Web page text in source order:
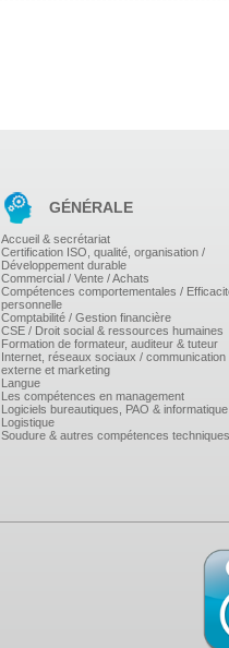
GÉNÉRALE
Accueil & secrétariat
Certification ISO, qualité, organisation /
Développement durable
Commercial / Vente / Achats
Compétences comportementales /
personnelle
Comptabilité / Gestion financière
CSE / Droit social & ressources humaines
Formation de formateur, auditeur & tuteur
Internet, réseaux sociaux / communication
externe et marketing
Langue
Les compétences en management
Logiciels bureautiques, PAO & informatique
Logistique
Soudure & autres compétences techniques